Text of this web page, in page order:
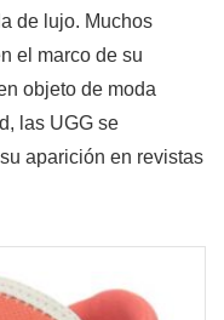
de lujo. Muchos
el marco de su
objeto de moda
las UGG se
aparición en revistas